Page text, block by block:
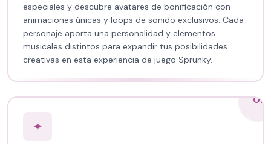
especiales y descubre avatares de bonificación con
animaciones únicas y loops de sonido exclusivos. Cada
personaje aporta una personalidad y elementos
musicales distintos para expandir tus posibilidades
creativas en esta experiencia de juego Sprunky.
02
✦